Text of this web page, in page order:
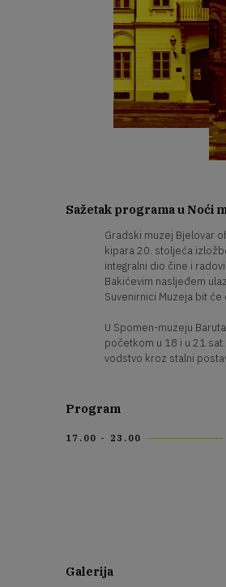
Sažetak programa u Noći
Gradski muzej Bjelovar
kipara 20. stoljeća
integralni dio čine i
Bakićevim nasljeđem
Suvenirnici Muzeja bit
U Spomen-muzeju
početkom u 18 i u 21
vodstvo kroz stalni
Program
17.00 - 23.00
Galerija